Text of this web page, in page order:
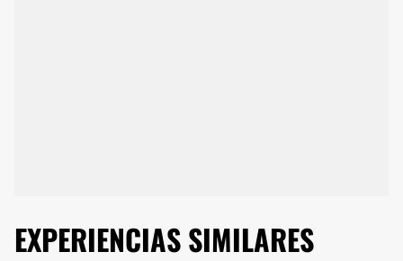
EXPERIENCIAS SIMILARES